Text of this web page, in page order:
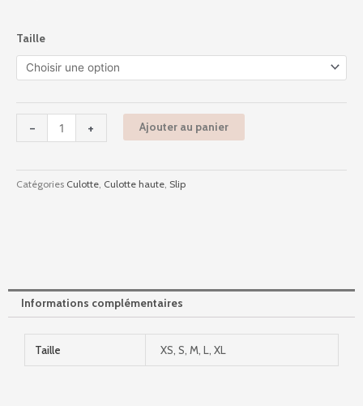
Taille
-
de
8107f84
-
Premium
+ Ajouter au panier
Catégories Culotte, Culotte haute, Slip
Informations complémentaires
Taille XS, S, M, L, XL